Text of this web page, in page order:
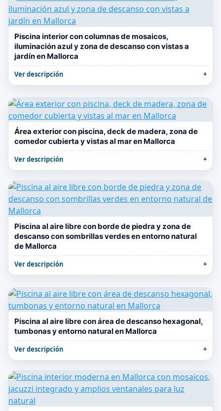
Piscina interior con columnas de mosaicos,
iluminación azul y zona de descanso con vistas a
jardín en Mallorca
Ver descripción
Área exterior con piscina, deck de madera, zona de
comedor cubierta y vistas al mar en Mallorca
Ver descripción
Piscina al aire libre con borde de piedra y zona de
descanso con sombrillas verdes en entorno natural
de Mallorca
Ver descripción
Piscina al aire libre con área de descanso hexagonal,
tumbonas y entorno natural en Mallorca
Ver descripción